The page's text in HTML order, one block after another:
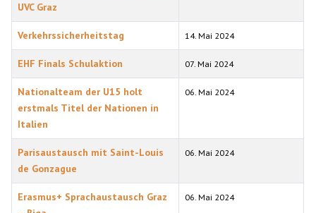
UVC Graz
Verkehrssicherheitstag 14. Mai 2024
EHF Finals Schulaktion 07. Mai 2024
Nationalteam der U15 holt
erstmals Titel der Nationen in
Italien
06. Mai 2024
Parisaustausch mit Saint-Louis
de Gonzague
06. Mai 2024
Erasmus+ Sprachaustausch Graz
06. Mai 2024